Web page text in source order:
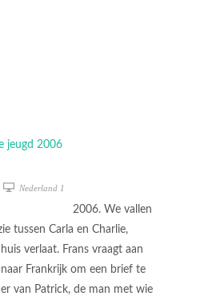
Nederland 1
2006. We vallen
tussen Carla en Charlie,
verlaat. Frans vraagt aan
Frankrijk om een brief te
van Patrick, de man met wie